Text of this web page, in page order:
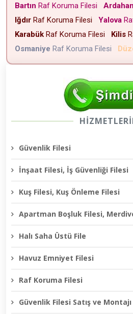
Bartın Raf Koruma Filesi Ardahan
Iğdır Raf Koruma Filesi Yalova
Karabük Raf Koruma Filesi Kilis
Osmaniye Raf Koruma Filesi
Güvenlik Filesi
İnşaat Filesi, İş Güvenliği Filesi
Kuş Filesi, Kuş Önleme Filesi
Apartman Boşluk Filesi,
Halı Saha Üstü File
Havuz Emniyet Filesi
Raf Koruma Filesi
Güvenlik Filesi Satış ve